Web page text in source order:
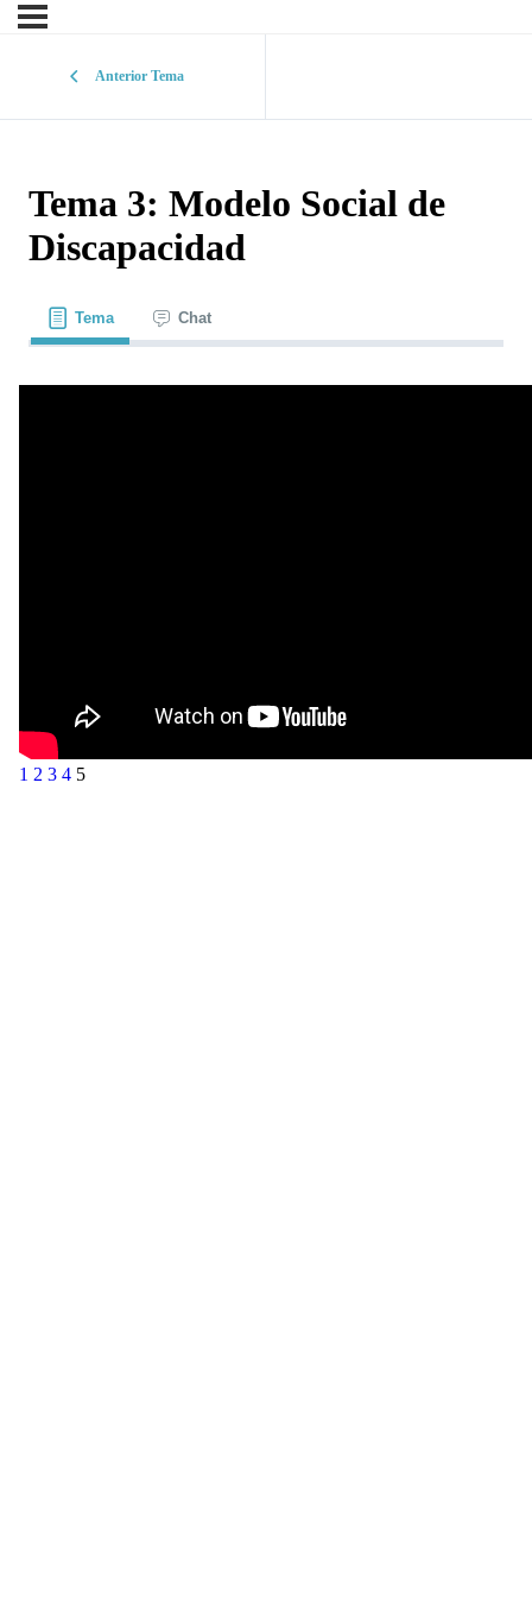
Anterior Tema
Tema 3: Modelo Social de
Discapacidad
Tema Chat
1 2 3 4 5